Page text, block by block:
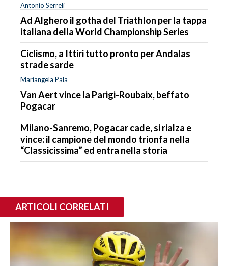
Antonio Serreli
Ad Alghero il gotha del Triathlon per la tappa
italiana della World Championship Series
Ciclismo, a Ittiri tutto pronto per Andalas
strade sarde
Mariangela Pala
Van Aert vince la Parigi-Roubaix, beffato
Pogacar
Milano-Sanremo, Pogacar cade, si rialza e
vince: il campione del mondo trionfa nella
“Classicissima” ed entra nella storia
ARTICOLI CORRELATI